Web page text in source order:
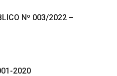
Nº 003/2022 –
2020